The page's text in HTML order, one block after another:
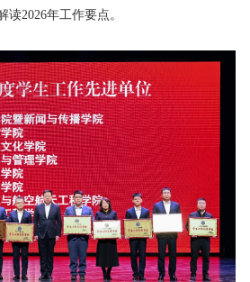
读2026年工作要点。